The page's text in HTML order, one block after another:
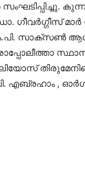
ഗീവര്‍ഗ്ഗീസ്
സാക്സണ്‍
എബ്രഹാം ,